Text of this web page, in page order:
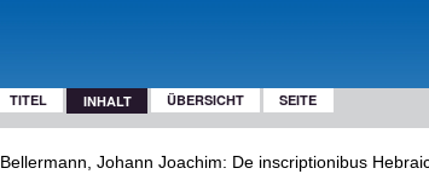
TITEL INHALT ÜBERSICHT SEITE
Bellermann, Johann Joachim: De inscriptionibus